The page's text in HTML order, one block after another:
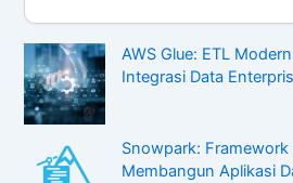
AWS Glue: ETL
Integrasi Data
Snowpark:
Membangun Aplikasi